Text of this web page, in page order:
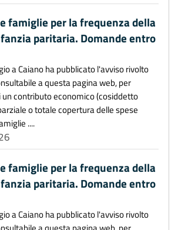
famiglie per la frequenza della
paritaria. Domande entro
a Caiano ha pubblicato l'avviso rivolto
a questa pagina web, per
contributo economico (cosiddetto
o totale copertura delle spese
....
famiglie per la frequenza della
paritaria. Domande entro
a Caiano ha pubblicato l'avviso rivolto